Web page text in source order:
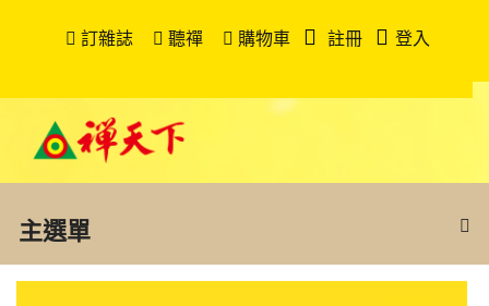
訂雜誌 聽禪 購物車 註冊 登入
主選單